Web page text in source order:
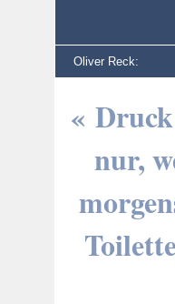
Oliver Reck:
«
nur,